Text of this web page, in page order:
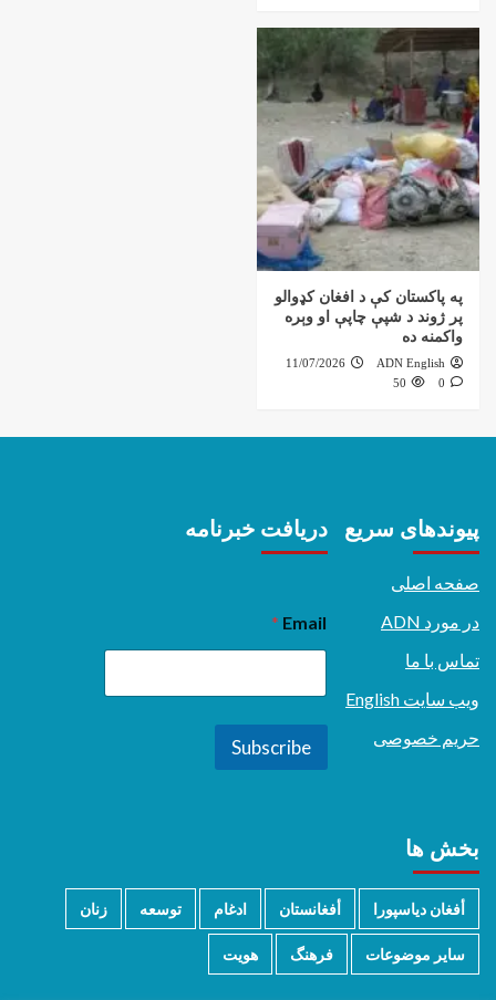
په پاکستان کې د افغان کډوالو
پر ژوند د شپې چاپې او وېره
واکمنه ده
ADN English
11/07/2026
0
50
پیوندهای سریع
صفحه اصلی
در مورد ADN
تماس با ما
ویب سایت English
حریم خصوصی
دریافت خبرنامه
Email
*
Subscribe
بخش ها
أفغان دیاسپورا أفغانستان ادغام توسعه زنان
سایر موضوعات فرهنگ هویت